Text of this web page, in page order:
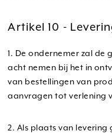
Artikel 10 -
1. De ondernemer zal
acht nemen bij het in
van bestellingen van
aanvragen tot verlening
2. Als plaats van